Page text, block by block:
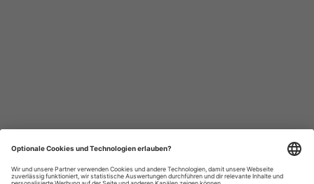
Datenschutzhinweise